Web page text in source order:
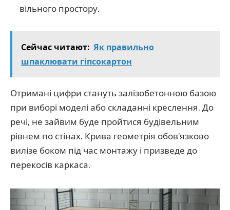
вільного простору.
Сейчас читают: Як правильно
шпаклювати гіпсокартон
Отримані цифри стануть залізобетонною базою
при виборі моделі або складанні креслення. До
речі, не зайвим буде пройтися будівельним
рівнем по стінах. Крива геометрія обов’язково
вилізе боком під час монтажу і призведе до
перекосів каркаса.